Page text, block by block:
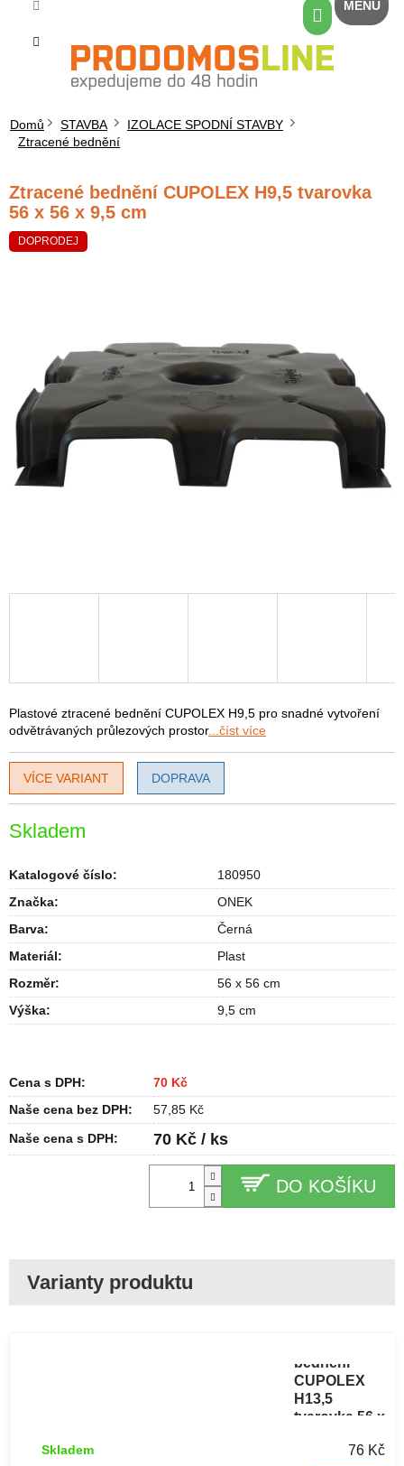
obsah
Nákupní
košík
Domů STAVBA
IZOLACE SPODNÍ STAVBY
Ztracené bednění
Ztracené bednění CUPOLEX H9,5 tvarovka
56 x 56 x 9,5 cm
DOPRODEJ
Skladem
DO KOŠÍKU
Plastové ztracené bednění CUPOLEX H9,5 pro snadné vytvoření
odvětrávaných průlezových prostor...číst více
Katalogové číslo:
180950
Značka:
ONEK
Barva:
Černá
Materiál:
Plast
Rozměr:
56 x 56 cm
Výška: 9,5 cm
VÍCE VARIANT DOPRAVA
Cena s DPH:
70 Kč
Naše cena bez DPH:
57,85 Kč
Naše cena s DPH:
70 Kč / ks
bednění
CUPOLEX
H13,5
tvarovka 56 x
76 Kč
Skladem